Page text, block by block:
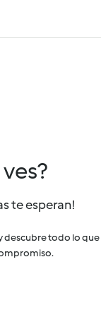
te esperan!
descubre todo lo que